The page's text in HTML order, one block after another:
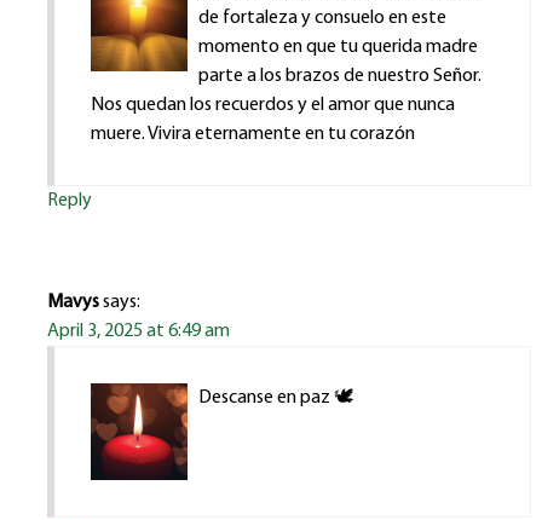
de fortaleza y consuelo en este
momento en que tu querida madre
parte a los brazos de nuestro Señor.
Nos quedan los recuerdos y el amor que nunca
muere. Vivira eternamente en tu corazón
Reply
Mavyssays:
April 3, 2025 at 6:49 am
Descanse en paz 🕊️